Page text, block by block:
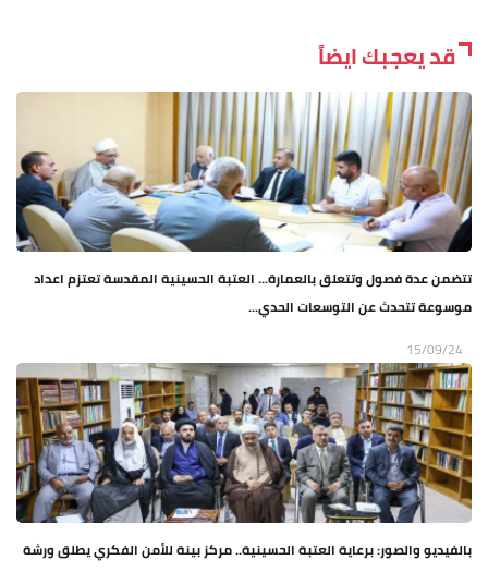
قد يعجبك ايضاً
تتضمن عدة فصول وتتعلق بالعمارة... العتبة الحسينية المقدسة تعتزم اعداد
موسوعة تتحدث عن التوسعات الحدي...
15/09/24
بالفيديو والصور: برعاية العتبة الحسينية.. مركز بينة للأمن الفكري يطلق ورشة